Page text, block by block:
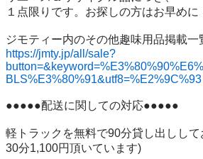
１点限りです。お探しの方はお早めに
https://jmty.jp/all/sale?
BLS%E3%80%91&utf8=%E2%9C%93
●●●●●配送に関しての対応●●●●●
軽トラックを無料で90分貸し出しし
30分1,100円頂いています)